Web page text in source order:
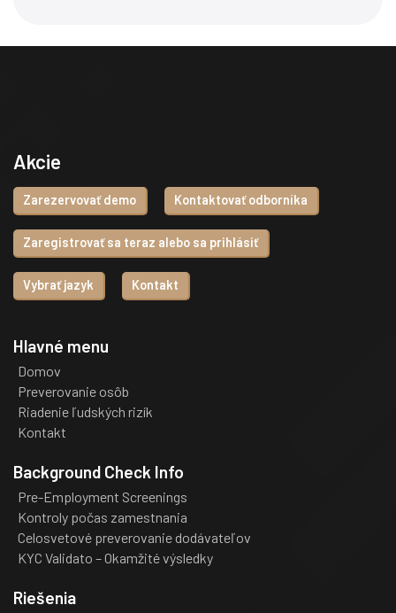
Akcie
Zarezervovať demo Kontaktovať odborníka
Zaregistrovať sa teraz alebo sa prihlásiť
Vybrať jazyk Kontakt
Hlavné menu
Domov
Preverovanie osôb
Riadenie ľudských rizík
Kontakt
Background Check Info
Pre-Employment Screenings
Kontroly počas zamestnania
Celosvetové preverovanie dodávateľov
KYC Validato – Okamžité výsledky
Riešenia